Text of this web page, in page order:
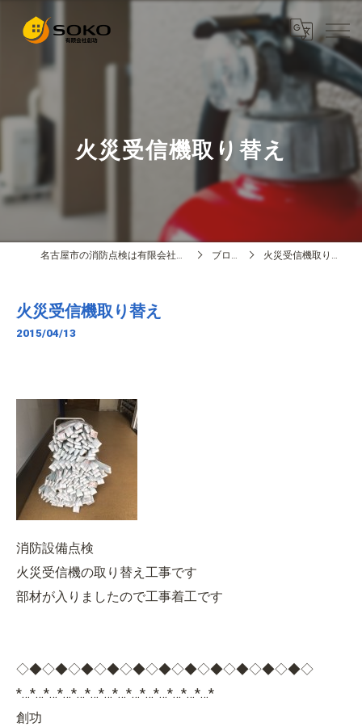
火災受信機取り替え
名古屋市の消防点検は有限会社創功 ブログ 火災受信機取り替え
火災受信機取り替え
2015/04/13
消防設備点検
火災受信機の取り替え工事です
部材が入りましたので工事着工です
◇◆◇◆◇◆◇◆◇◆◇◆◇◆◇◆◇◆◇◆◇◆◇
*…*…*…*…*…*…*…*…*…*…*…*…*…*…*
創功